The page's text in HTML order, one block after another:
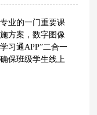
业的一门重要课
方案，数字图像
习通APP”二合一
保班级学生线上